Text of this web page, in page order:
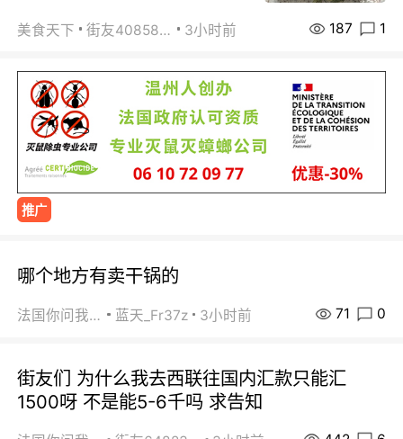
美食天下 街友40858442 3小时前 187 1
推广
哪个地方有卖干锅的
法国你问我答 蓝天_Fr37z 3小时前 71 0
街友们 为什么我去西联往国内汇款只能汇
1500呀 不是能5-6千吗 求告知